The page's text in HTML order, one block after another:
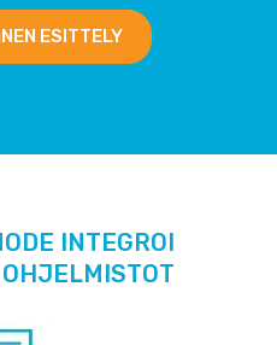
ESITTELY
INTEGROI